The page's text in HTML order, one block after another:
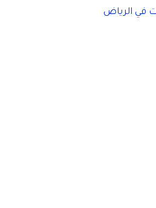
في الرياض